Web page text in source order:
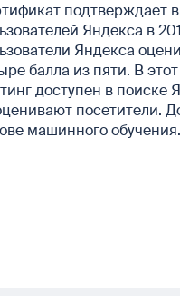
подтверждает
Яндекса в
Яндекса
балла из пяти. В
доступен в поиске
посетители.
машинного обучения.